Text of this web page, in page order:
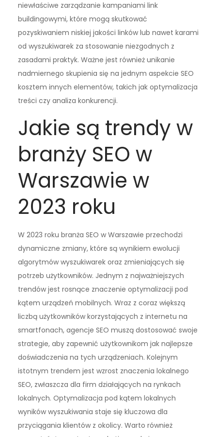
niewłaściwe zarządzanie kampaniami link
buildingowymi, które mogą skutkować
pozyskiwaniem niskiej jakości linków lub nawet karami
od wyszukiwarek za stosowanie niezgodnych z
zasadami praktyk. Ważne jest również unikanie
nadmiernego skupienia się na jednym aspekcie SEO
kosztem innych elementów, takich jak optymalizacja
treści czy analiza konkurencji.
Jakie są trendy w
branży SEO w
Warszawie w
2023 roku
W 2023 roku branża SEO w Warszawie przechodzi
dynamiczne zmiany, które są wynikiem ewolucji
algorytmów wyszukiwarek oraz zmieniających się
potrzeb użytkowników. Jednym z najważniejszych
trendów jest rosnące znaczenie optymalizacji pod
kątem urządzeń mobilnych. Wraz z coraz większą
liczbą użytkowników korzystających z internetu na
smartfonach, agencje SEO muszą dostosować swoje
strategie, aby zapewnić użytkownikom jak najlepsze
doświadczenia na tych urządzeniach. Kolejnym
istotnym trendem jest wzrost znaczenia lokalnego
SEO, zwłaszcza dla firm działających na rynkach
lokalnych. Optymalizacja pod kątem lokalnych
wyników wyszukiwania staje się kluczowa dla
przyciągania klientów z okolicy. Warto również